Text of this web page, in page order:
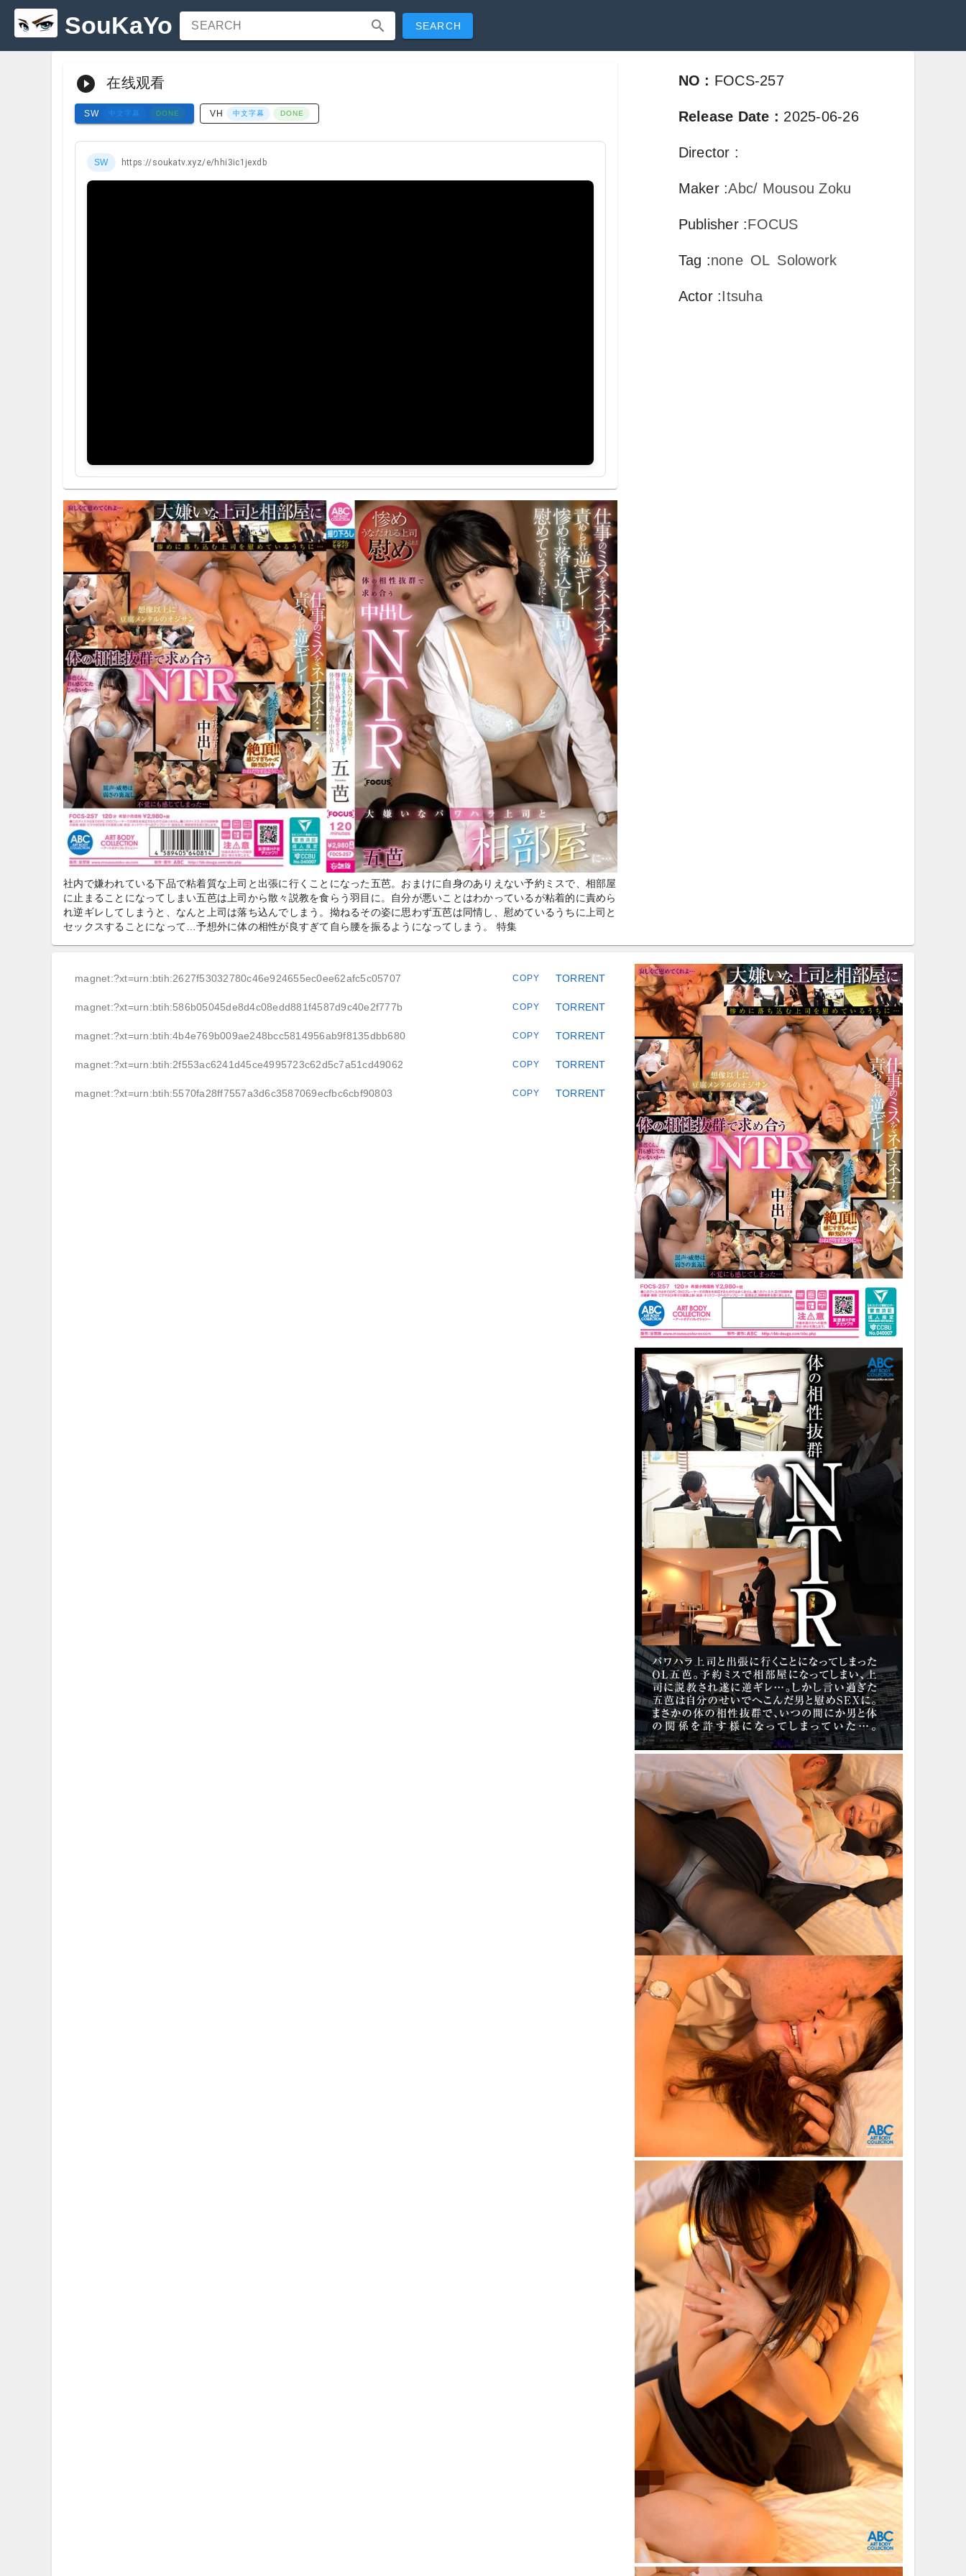
SouKaYo SEARCH SEARCH
在线观看
SW 中文字幕 DONE VH 中文字幕 DONE
SW https://soukatv.xyz/e/hhi3ic1jexdb
社内で嫌われている下品で粘着質な上司と出張に行くことになった五芭。おまけに自身のありえない予約ミスで、相部屋
に止まることになってしまい五芭は上司から散々説教を食らう羽目に。自分が悪いことはわかっているが粘着的に責めら
れ逆ギレしてしまうと、なんと上司は落ち込んでしまう。拗ねるその姿に思わず五芭は同情し、慰めているうちに上司と
セックスすることになって…予想外に体の相性が良すぎて自ら腰を振るようになってしまう。 特集
NO : FOCS-257
Release Date : 2025-06-26
Director :
Maker :Abc/ Mousou Zoku
Publisher :FOCUS
Tag :none OL Solowork
Actor :Itsuha
magnet:?xt=urn:btih:2627f53032780c46e924655ec0ee62afc5c05707 COPY TORRENT
magnet:?xt=urn:btih:586b05045de8d4c08edd881f4587d9c40e2f777b COPY TORRENT
magnet:?xt=urn:btih:4b4e769b009ae248bcc5814956ab9f8135dbb680 COPY TORRENT
magnet:?xt=urn:btih:2f553ac6241d45ce4995723c62d5c7a51cd49062 COPY TORRENT
magnet:?xt=urn:btih:5570fa28ff7557a3d6c3587069ecfbc6cbf90803 COPY TORRENT